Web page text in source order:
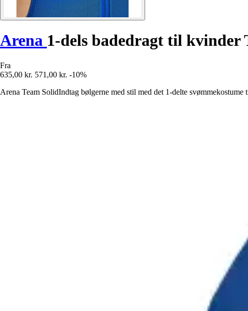
Arena 1-dels badedragt til kvinder
Fra
635,00 kr. 571,00 kr. -10%
Arena Team SolidIndtag bølgerne med stil med det 1-delte